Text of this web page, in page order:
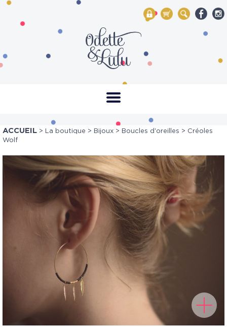
My Account
Mon panier
Rechercher
ACCUEIL > La boutique > Bijoux > Boucles d'oreilles > Créoles
Wolf